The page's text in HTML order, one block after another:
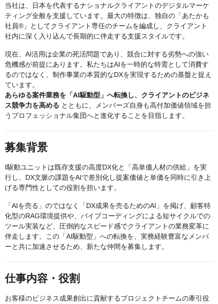
当社は、日本を代表するナショナルクライアントのデジタルマーケ
ティング全般を支援しています。最大の特徴は、独自の「あたかも
社員®」としてクライアント専任のチームを編成し、クライアント
社内に深く入り込んで長期的に伴走する支援スタイルです。
現在、AI活用は企業の死活問題であり、競合に対する劣勢への強い
危機感が前提にあります。私たちはAIを一時的な特需として消費す
るのではなく、制作事業の本質的なDXを実現するための基盤と捉え
ています。
あらゆる案件業務を「AI駆動型」へ転換し、クライアントのビジネ
ス競争力を高める とともに、メンバーズ自身も高付加価値領域を担
うプロフェッショナル集団へと進化することを目指します。
募集背景
I駆動ユニットは既存支援の高度DX化と「高単価人材の供給」を実
行し、DX文脈の課題をAIで差別化し提案価値と単価を同時に引き上
げる専門性としての役割を担います。
「AIを売る」のではなく「DX成果を売るためのAI」を掲げ、顧客特
化型のRAG環境提供や、バイブコーディングによる短サイクルでの
ツール実装など、圧倒的なスピード感でクライアントの業務変革に
伴走します。この「AI駆動型」への転換を、実務経験豊富なメンバ
ーと共に加速させるため、新たな仲間を募集します。
仕事内容・役割
お客様のビジネス成果創出に貢献するプロジェクトチームの牽引役